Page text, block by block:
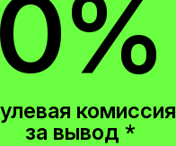
0%
комиссия
за вывод *